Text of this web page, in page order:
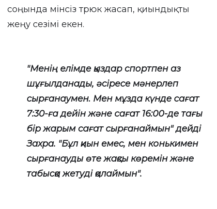
соңында мінсіз трюк жасап, қиындықты
жеңу сезімі екен.
"Менің елімде қыздар спортпен аз
шұғылданады, әсіресе мәнерлеп
сырғанаумен. Мен мұзда күнде сағат
7:30-ға дейін және сағат 16:00-де тағы
бір жарым сағат сырғанаймын" дейді
Захра. "Бұл қиын емес, мен конькимен
сырғанауды өте жақсы көремін және
табысқа жетуді қалаймын".